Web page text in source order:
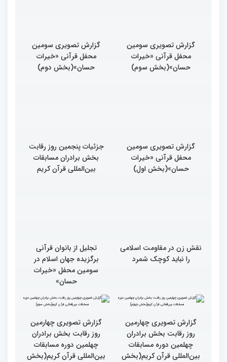
گزارش تصویری سومین
محفل قرآنی «خیرات
حسان»(بخش سوم)
گزارش تصویری سومین
محفل قرآنی «خیرات
حسان»(بخش دوم)
گزارش تصویری سومین
محفل قرآنی «خیرات
حسان»(بخش اول)
جزئیات پنجمین روز رقابت
بخش برادران مسابقات
بین‌المللی قرآن کریم
نقش زن در مقاومت اسلامی
را نباید کوچک شمرد
تجلیل از بانوان قرآنی
برگزیده جهان اسلام در
سومین محفل «خیرات
حسان»
گزارش تصویری چهارمین
روز رقابت بخش برادران
چهلمین دوره مسابقات
بین‌المللی قرآن کریم(بخش
گزارش تصویری چهارمین
روز رقابت بخش برادران
چهلمین دوره مسابقات
بین‌المللی قرآن کریم(بخش